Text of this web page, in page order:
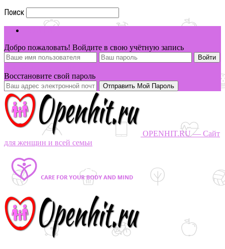
Поиск
Добро пожаловать! Войдите в свою учётную запись
Восстановите свой пароль
OPENHIT.RU — Сайт
для женщин и всей семьи